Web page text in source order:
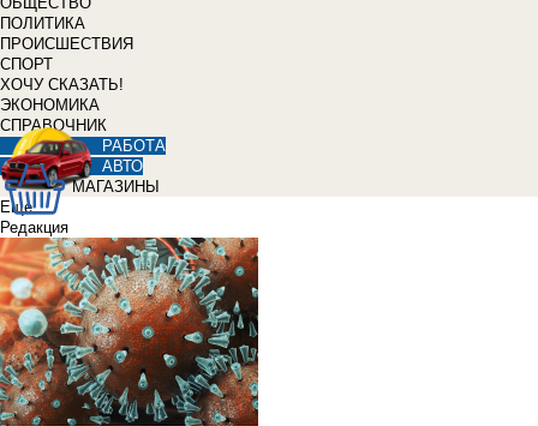
ПОЛИТИКА
ПРОИСШЕСТВИЯ
СПОРТ
ХОЧУ СКАЗАТЬ!
ЭКОНОМИКА
СПРАВОЧНИК
РАБОТА
АВТО
МАГАЗИНЫ
Еще
Редакция